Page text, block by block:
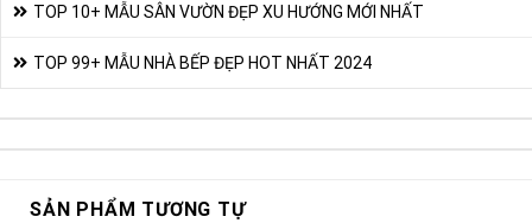
TOP 10+ MẪU SÂN VƯỜN ĐẸP XU HƯỚNG MỚI NHẤT
TOP 99+ MẪU NHÀ BẾP ĐẸP HOT NHẤT 2024
SẢN PHẨM TƯƠNG TỰ